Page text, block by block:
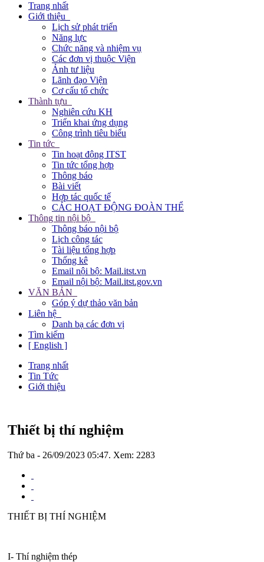
Trang nhất
Giới thiệu
Lịch sử phát triển
Năng lực
Chức năng và nhiệm vụ
Các đơn vị thuộc Viện
Ảnh tư liệu
Lãnh đạo Viện
Cơ cấu tổ chức
Thành tựu
Nghiên cứu KH
Triển khai ứng dụng
Công trình tiêu biểu
Tin tức
Tin hoạt động ITST
Tin tức tổng hợp
Thông báo
Bài viết
Hợp tác quốc tế
CÁC HOẠT ĐỘNG ĐOÀN THỂ
Thông tin nội bộ
Thông báo nội bộ
Lịch công tác
Tài liệu tổng hợp
Thống kê
Email nội bộ: Mail.itst.vn
Email nội bộ: Mail.itst.gov.vn
VĂN BẢN
Góp ý dự thảo văn bản
Liên hệ
Danh bạ các đơn vị
Tìm kiếm
[ English ]
Trang nhất
Tin Tức
Giới thiệu
Thiết bị thí nghiệm
Thứ ba - 26/09/2023 05:47. Xem: 2283
THIẾT BỊ THÍ NGHIỆM
I- Thí nghiệm thép